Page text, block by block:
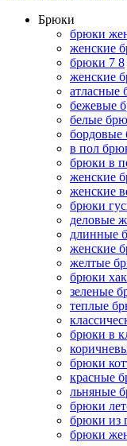
Брюки
брюки
женские
брюки 7 8
женские
атласные
бежевые
белые
бордовые
в пол
брюки в
женские
женские
брюки
деловые
длинные
женские
желтые
брюки
зеленые
теплые
брюки в
брюки
красные
льняные
брюки
брюки из
брюки